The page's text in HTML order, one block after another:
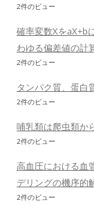
2件のビュー
確率変数XをaX+b
わゆる偏差値の計
2件のビュー
タンパク質、蛋白
2件のビュー
哺乳類は爬虫類か
2件のビュー
高血圧における血
デリングの機序的
2件のビュー